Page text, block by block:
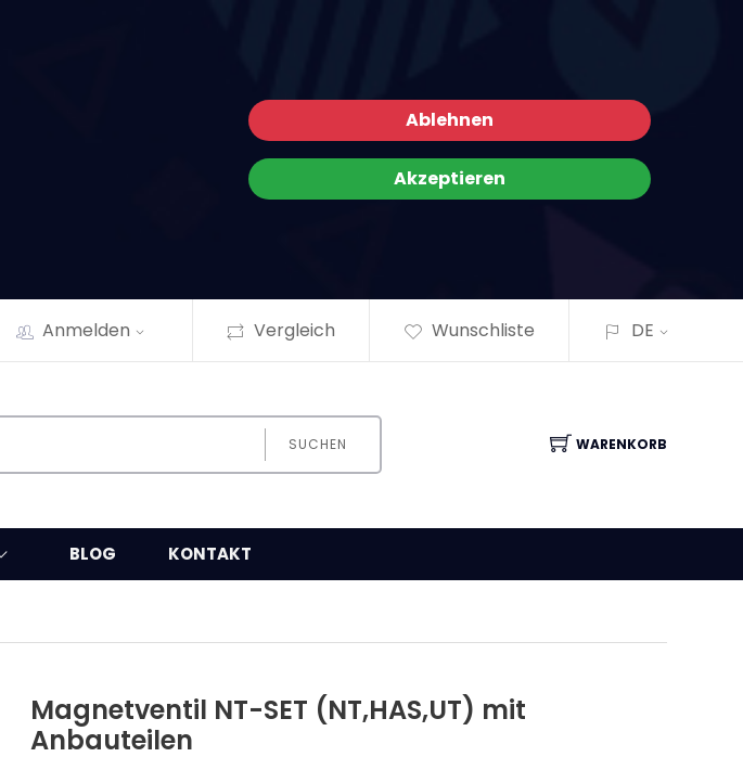
Ablehnen
Akzeptieren
Anmelden Vergleich Wunschliste DE
SUCHEN WARENKORB
BLOG KONTAKT
Magnetventil NT-SET (NT,HAS,UT) mit
Anbauteilen